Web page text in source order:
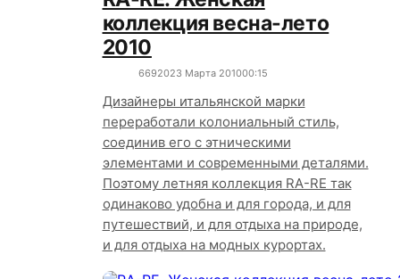
коллекция весна-лето
2010
6692023 Марта 201000:15
Дизайнеры итальянской марки
переработали колониальный стиль,
соединив его с этническими
элементами и современными деталями.
Поэтому летняя коллекция RA-RE так
одинаково удобна и для города, и для
путешествий, и для отдыха на природе,
и для отдыха на модных курортах.